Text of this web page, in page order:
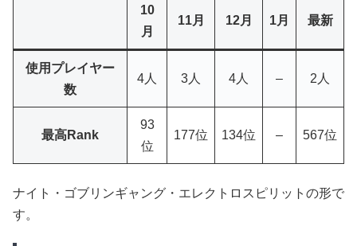
10
月
11月 12月 1月 最新
使用プレイヤー
数
4人 3人 4人 – 2人
最高Rank
93
位
177位 134位 – 567位
ナイト・ゴブリンギャング・エレクトロスピリットの形で
す。